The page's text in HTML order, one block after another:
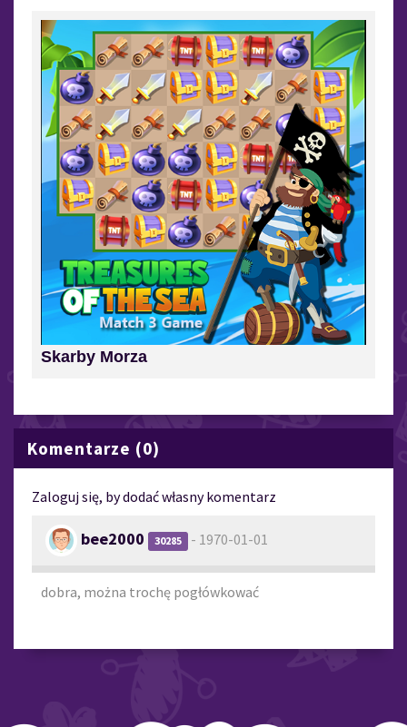
Skarby Morza
Komentarze (0)
Zaloguj się, by dodać własny komentarz
bee2000 30285 - 1970-01-01
dobra, można trochę pogłówkować